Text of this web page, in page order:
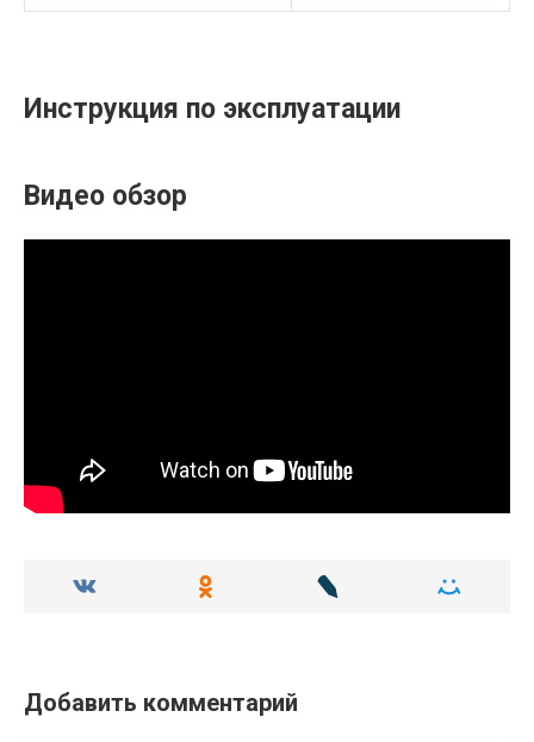
Инструкция по эксплуатации
Видео обзор
Добавить комментарий